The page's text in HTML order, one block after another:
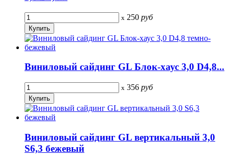
x 250 руб
Виниловый сайдинг GL Блок-хаус 3,0 D4,8...
x 356 руб
Виниловый сайдинг GL вертикальный 3,0
S6,3 бежевый